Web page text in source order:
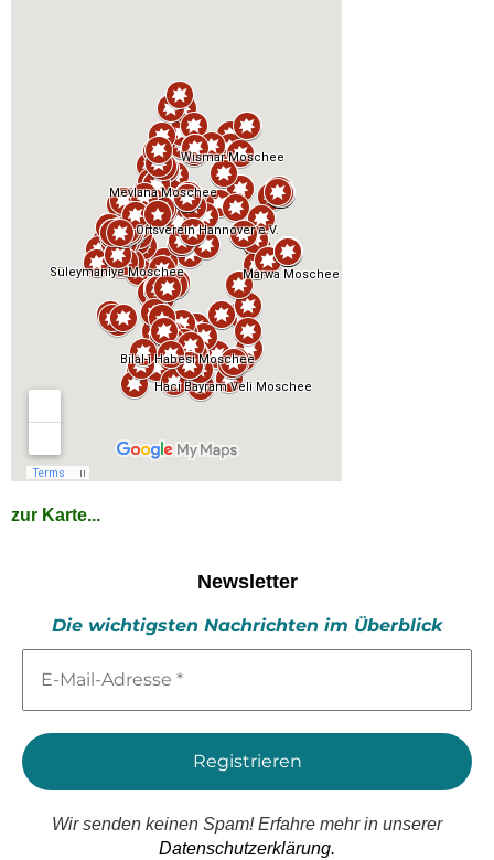
zur Karte...
Newsletter
Die wichtigsten Nachrichten im Überblick
Mail-
*
Wir senden keinen Spam! Erfahre mehr in unserer
Datenschutzerklärung.